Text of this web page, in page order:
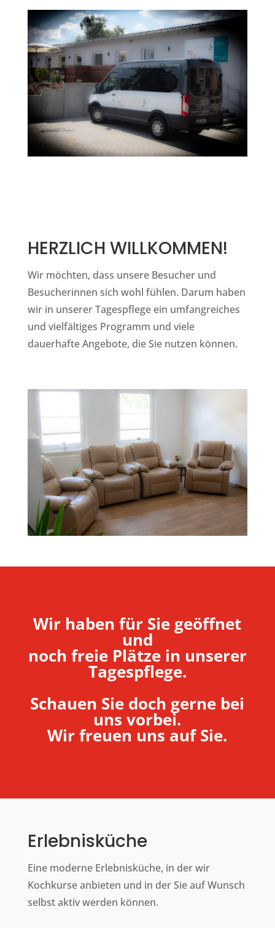
HERZLICH WILLKOMMEN!
Wir möchten, dass unsere Besucher und
Besucherinnen sich wohl fühlen. Darum haben
wir in unserer Tagespflege ein umfangreiches
und vielfältiges Programm und viele
dauerhafte Angebote, die Sie nutzen können.
Wir haben für Sie geöffnet
und
noch freie Plätze in unserer
Tagespflege.
Schauen Sie doch gerne bei
uns vorbei.
Wir freuen uns auf Sie.
Erlebnisküche
Eine moderne Erlebnisküche, in der wir
Kochkurse anbieten und in der Sie auf Wunsch
selbst aktiv werden können.